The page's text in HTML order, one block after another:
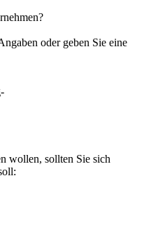
oder geben Sie eine
wollen, sollten Sie sich